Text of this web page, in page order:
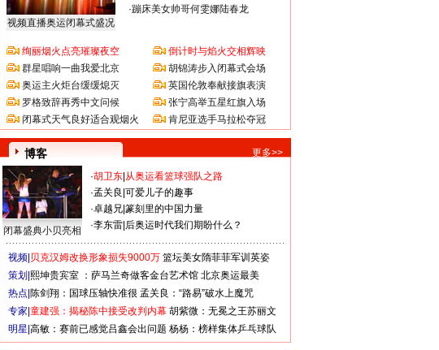
视频直播奥运闭幕式盛况
·蹦床美女帅哥何雯娜陆春龙
绚丽烟火点亮璀璨夜空
群星唱响一曲我爱北京
奥运主火炬台缓缓熄灭
罗格致辞再秀中文问候
闭幕式天气良好适合观烟火
倒计时与焰火交相辉映
胡锦涛步入闭幕式会场
英国伦敦奉献接旗表演
张宁高举五星红旗入场
肯尼亚选手马拉松夺冠
博客 更多>>
闭幕盛典小贝亮相
·胡卫东 从奥运看篮球强队之路
·孟关良 可爱儿子的趣事
·卓越兄 篆刻里的中国力量
·李东雷 后奥运时代我们期盼什么？
视频| 贝克汉姆改换形象损失9000万 篮坛美女隋菲菲军训英姿
策划| 熙坤贵宾室 ：萨马兰奇做客金台艺术馆 北京奥运最美
热点| 陈剑翔：国球压轴快准很 孟关良：“路易”破水上魔咒
专家| 童建强：揭秘陈中接受改判内幕 胡紫微：无冕之王苏丽文
明星| 高敏：赛前已感觉吕鑫会出问题 杨杨：榜样集体乒乓球队